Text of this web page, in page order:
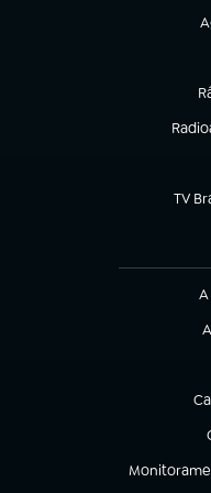
(abre
TV
(abre em